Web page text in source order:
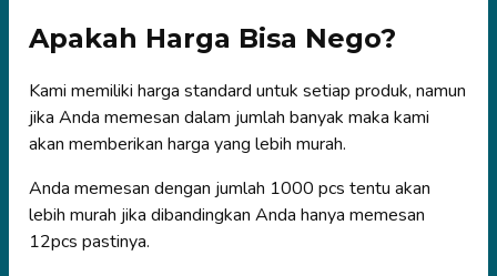
Apakah Harga Bisa Nego?
Kami memiliki harga standard untuk setiap produk, namun
jika Anda memesan dalam jumlah banyak maka kami
akan memberikan harga yang lebih murah.
Anda memesan dengan jumlah 1000 pcs tentu akan
lebih murah jika dibandingkan Anda hanya memesan
12pcs pastinya.